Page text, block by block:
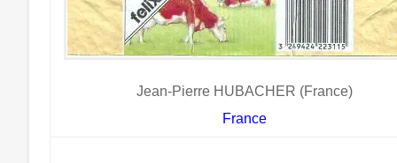
Jean-Pierre HUBACHER (France)
France